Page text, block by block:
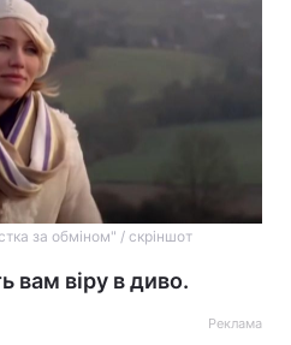
за обміном" / скріншот
вам віру в диво.
Реклама